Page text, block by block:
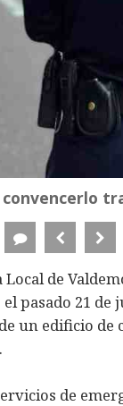
Local de
el pasado 21
un edificio
de